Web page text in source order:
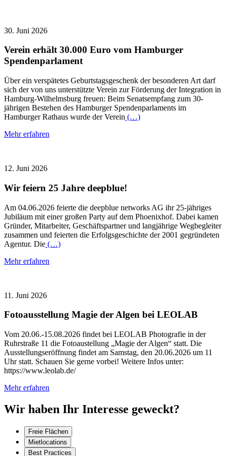
30. Juni 2026
Verein erhält 30.000 Euro vom Hamburger
Spendenparlament
Über ein verspätetes Geburtstagsgeschenk der besonderen Art darf
sich der von uns unterstützte Verein zur Förderung der Integration in
Hamburg-Wilhelmsburg freuen: Beim Senatsempfang zum 30-
jährigen Bestehen des Hamburger Spendenparlaments im
Hamburger Rathaus wurde der Verein (…)
Mehr erfahren
12. Juni 2026
Wir feiern 25 Jahre deepblue!
Am 04.06.2026 feierte die deepblue networks AG ihr 25-jähriges
Jubiläum mit einer großen Party auf dem Phoenixhof. Dabei kamen
Gründer, Mitarbeiter, Geschäftspartner und langjährige Wegbegleiter
zusammen und feierten die Erfolgsgeschichte der 2001 gegründeten
Agentur. Die (…)
Mehr erfahren
11. Juni 2026
Fotoausstellung Magie der Algen bei LEOLAB
Vom 20.06.-15.08.2026 findet bei LEOLAB Photografie in der
Ruhrstraße 11 die Fotoaustellung „Magie der Algen“ statt. Die
Ausstellungseröffnung findet am Samstag, den 20.06.2026 um 11
Uhr statt. Schauen Sie gerne vorbei! Weitere Infos unter:
https://www.leolab.de/
Mehr erfahren
Wir haben Ihr Interesse geweckt?
Freie Flächen
Mietlocations
Best Practices